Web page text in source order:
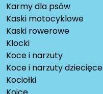
Karmy dla psów
Kaski motocyklowe
Kaski rowerowe
Klocki
Koce i narzuty
Koce i narzuty dziecięce
Kociołki